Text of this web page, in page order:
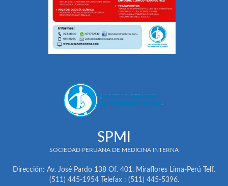
SPMI
SOCIEDAD PERUANA DE MEDICINA INTERNA
Dirección: Av. José Pardo 138 Of. 401. Miraflores Lima-Perú Telf.
(511) 445-1954 Telefax : (511) 445-5396.